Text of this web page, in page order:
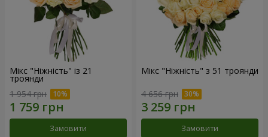
Мікс "Ніжність" із 21
троянди
1 954 грн
Замовити
Мікс "Ніжність" з 51 троянди
4 656 грн
Замовити